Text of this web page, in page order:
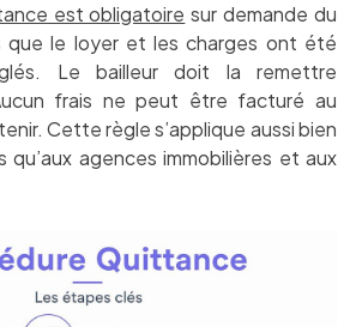
est obligatoire sur demande du
que le loyer et les charges ont été
Le bailleur doit la remettre
frais ne peut être facturé au
Cette règle s’applique aussi bien
qu’aux agences immobilières et aux